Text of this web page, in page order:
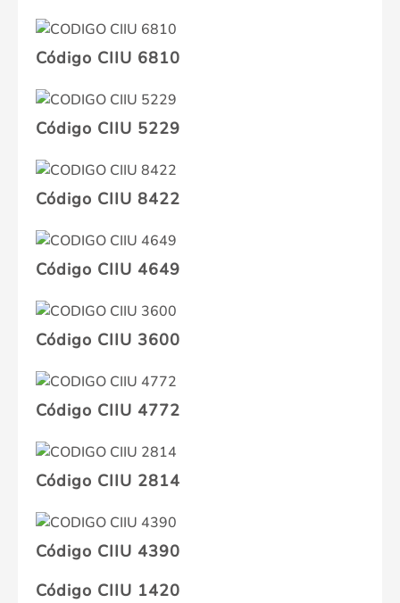
Código CIIU 6810
Código CIIU 5229
Código CIIU 8422
Código CIIU 4649
Código CIIU 3600
Código CIIU 4772
Código CIIU 2814
Código CIIU 4390
Código CIIU 1420